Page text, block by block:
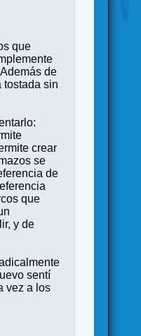
que
de
tostada sin
crear
se
de
que
y de
sentí
vez a los